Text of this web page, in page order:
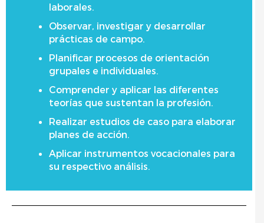
laborales.
Observar, investigar y desarrollar
prácticas de campo.
Planificar procesos de orientación
grupales e individuales.
Comprender y aplicar las diferentes
teorías que sustentan la profesión.
Realizar estudios de caso para elaborar
planes de acción.
Aplicar instrumentos vocacionales para
su respectivo análisis.